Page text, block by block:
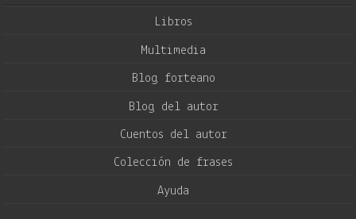
Libros
Multimedia
Blog forteano
Blog del autor
Cuentos del autor
Colección de frases
Ayuda